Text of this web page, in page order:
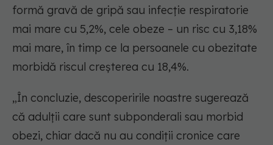
formă gravă de gripă sau infecție respiratorie
mai mare cu 5,2%, cele obeze – un risc cu 3,18%
mai mare, în timp ce la persoanele cu obezitate
morbidă riscul creșterea cu 18,4%.
„În concluzie, descoperirile noastre sugerează
că adulții care sunt subponderali sau morbid
obezi, chiar dacă nu au condiții cronice care